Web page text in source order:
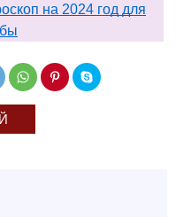
на 2024 год для